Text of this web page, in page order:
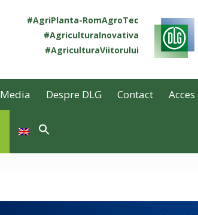
#AgriPlanta-RomAgroTec
#AgriculturaInovativa
#AgriculturaViitorului
Media Despre DLG Contact